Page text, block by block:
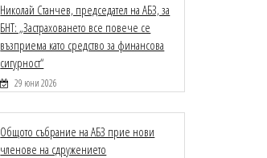
Николай Станчев, председател на АБЗ, за
БНТ: „Застраховането все повече се
възприема като средство за финансова
сигурност“
29 юни 2026
Общото събрание на АБЗ прие нови
членове на сдружението